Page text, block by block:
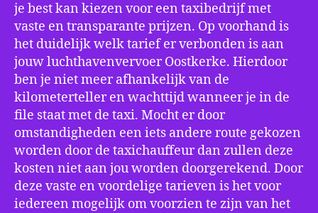
je best kan kiezen voor een taxibedrijf met
vaste en transparante prijzen. Op voorhand is
het duidelijk welk tarief er verbonden is aan
jouw luchthavenvervoer Oostkerke. Hierdoor
ben je niet meer afhankelijk van de
kilometerteller en wachttijd wanneer je in de
file staat met de taxi. Mocht er door
omstandigheden een iets andere route gekozen
worden door de taxichauffeur dan zullen deze
kosten niet aan jou worden doorgerekend. Door
deze vaste en voordelige tarieven is het voor
iedereen mogelijk om voorzien te zijn van het